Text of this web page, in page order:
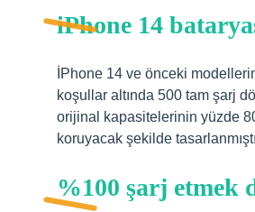
iPhone 14
İPhone 14 ve önceki
koşullar altında 500 tam şarj
orijinal kapasitelerinin yüzde
koruyacak şekilde
%100 şarj etmek